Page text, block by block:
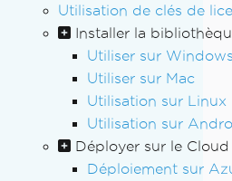
Utilisation de clés de
Installer la
Utiliser sur Windows
Utiliser sur Mac
Utilisation sur Linux
Utilisation sur
Déployer sur le
Déploiement sur